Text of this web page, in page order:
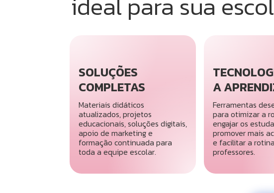
SOLUÇÕES
COMPLETAS
Materiais didáticos
atualizados, projetos
educacionais, soluções digitais,
apoio de marketing e
formação continuada para
toda a equipe escolar.
A
Ferramentas
para otimizar a
engajar os
promover mais
e facilitar a
professores.